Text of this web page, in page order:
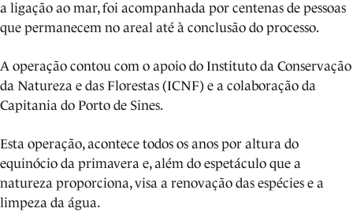
a ligação ao mar, foi acompanhada por centenas de pessoas
que permanecem no areal até à conclusão do processo.
A operação contou com o apoio do Instituto da Conservação
da Natureza e das Florestas (ICNF) e a colaboração da
Capitania do Porto de Sines.
Esta operação, acontece todos os anos por altura do
equinócio da primavera e, além do espetáculo que a
natureza proporciona, visa a renovação das espécies e a
limpeza da água.